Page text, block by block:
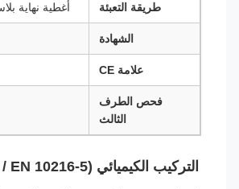
طريقة التعبئة أغطية نهاية
الشهادة
علامة CE
فحص الطرف
الثالث
التركيب الكيميائي (EN 10088-1 / EN 10216-5)